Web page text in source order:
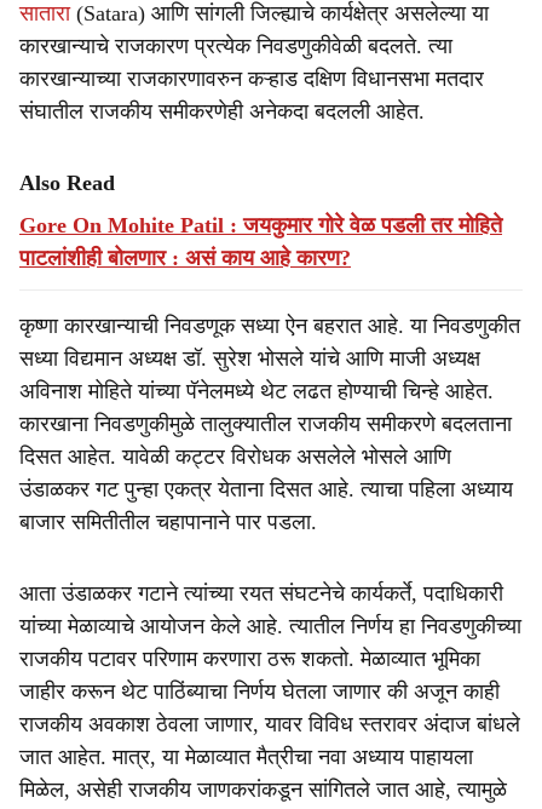
सातारा (Satara) आणि सांगली जिल्ह्याचे कार्यक्षेत्र असलेल्या या
कारखान्याचे राजकारण प्रत्येक निवडणुकीवेळी बदलते. त्या
कारखान्याच्या राजकारणावरुन कऱ्हाड दक्षिण विधानसभा मतदार
संघातील राजकीय समीकरणेही अनेकदा बदलली आहेत.
Also Read
Gore On Mohite Patil : जयकुमार गोरे वेळ पडली तर मोहिते
पाटलांशीही बोलणार : असं काय आहे कारण?
कृष्णा कारखान्याची निवडणूक सध्या ऐन बहरात आहे. या निवडणुकीत
सध्या विद्यमान अध्यक्ष डॉ. सुरेश भोसले यांचे आणि माजी अध्यक्ष
अविनाश मोहिते यांच्या पॅनेलमध्ये थेट लढत होण्याची चिन्हे आहेत.
कारखाना निवडणुकीमुळे तालुक्यातील राजकीय समीकरणे बदलताना
दिसत आहेत. यावेळी कट्टर विरोधक असलेले भोसले आणि
उंडाळकर गट पुन्हा एकत्र येताना दिसत आहे. त्याचा पहिला अध्याय
बाजार समितीतील चहापानाने पार पडला.
आता उंडाळकर गटाने त्यांच्या रयत संघटनेचे कार्यकर्ते, पदाधिकारी
यांच्या मेळाव्याचे आयोजन केले आहे. त्यातील निर्णय हा निवडणुकीच्या
राजकीय पटावर परिणाम करणारा ठरू शकतो. मेळाव्यात भूमिका
जाहीर करून थेट पाठिंब्याचा निर्णय घेतला जाणार की अजून काही
राजकीय अवकाश ठेवला जाणार, यावर विविध स्तरावर अंदाज बांधले
जात आहेत. मात्र, या मेळाव्यात मैत्रीचा नवा अध्याय पाहायला
मिळेल, असेही राजकीय जाणकरांकडून सांगितले जात आहे, त्यामुळे